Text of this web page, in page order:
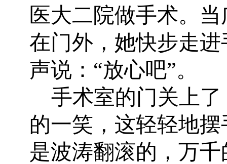
医大二院做手术。
在门外，她快步走
声说：“放心吧”。
手术室的门关上
的一笑，这轻轻地
是波涛翻滚的，万